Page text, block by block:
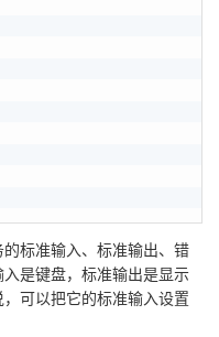
标准输入、标准输出、错
是键盘，标准输出是显示
可以把它的标准输入设置